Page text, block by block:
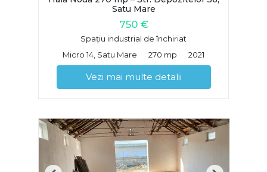
Satu Mare
750 €
Spațiu industrial de închiriat
Micro 14, Satu Mare
270 mp 2021
Vezi mai multe detalii